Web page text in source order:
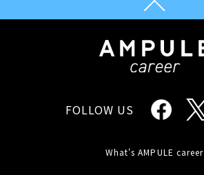
FOLLOW US
What's AMPULE career